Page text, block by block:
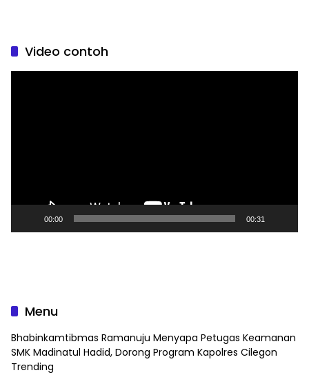
Video contoh
00:00 00:31
Menu
Bhabinkamtibmas Ramanuju Menyapa Petugas Keamanan
SMK Madinatul Hadid, Dorong Program Kapolres Cilegon
Trending